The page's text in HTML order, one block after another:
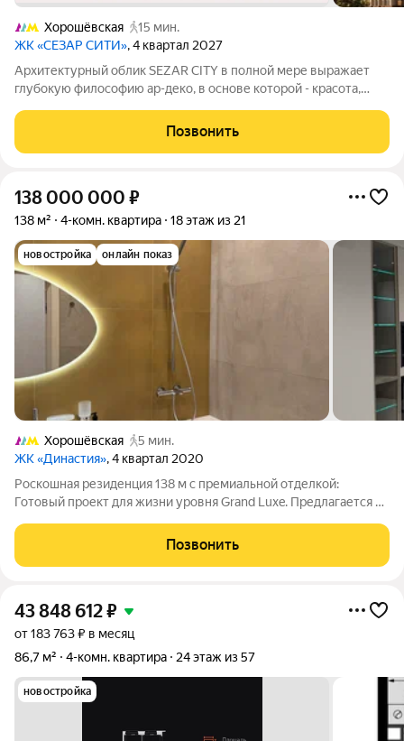
Хорошёвская
15 мин.
ЖК «СЕЗАР СИТИ», 4 квартал 2027
Архитектурный облик SEZAR CITY в полной мере выражает
глубокую философию ар-деко, в основе которой - красота,
продолжает традиции величественной архитектуры зданий на
престижных магистралях Москвы.
Позвонить
138 000 000 ₽
138 м² 4-комн. квартира 18 этаж из 21
новостройка онлайн показ
Хорошёвская
5 мин.
ЖК «Династия», 4 квартал 2020
Роскошная резиденция 138 м с премиальной отделкой:
Готовый проект для жизни уровня Grand Luxe. Предлагается к
доме на Хорошевском шоссе. Редкое сочетание безупречной
архитектуры пространства и
Позвонить
43 848 612₽
от 183 763 ₽ в месяц
86,7 м²
4-комн. квартира 24 этаж из 57
новостройка